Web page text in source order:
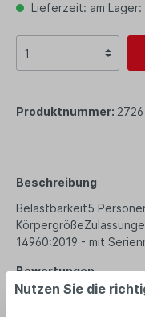
Lieferzeit: am
Produktnummer: 2726
Beschreibung
Belastbarkeit5
14960:2019 - mit
Bewertungen
Nutzen Sie die